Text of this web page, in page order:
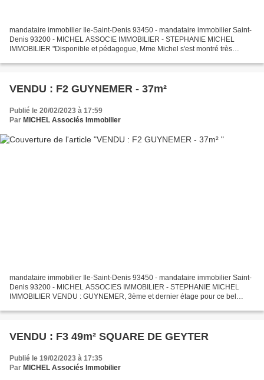
mandataire immobilier Ile-Saint-Denis 93450 - mandataire immobilier Saint-
Denis 93200 - MICHEL ASSOCIE IMMOBILIER - STEPHANIE MICHEL
IMMOBILIER "Disponible et pédagogue, Mme Michel s'est montré très
VENDU : F2 GUYNEMER - 37m²
Publié le 20/02/2023 à 17:59
Par MICHEL Associés Immobilier
mandataire immobilier Ile-Saint-Denis 93450 - mandataire immobilier Saint-
Denis 93200 - MICHEL ASSOCIES IMMOBILIER - STEPHANIE MICHEL
IMMOBILIER VENDU : GUYNEMER, 3ème et dernier étage pour ce bel
VENDU : F3 49m² SQUARE DE GEYTER
Publié le 19/02/2023 à 17:35
Par MICHEL Associés Immobilier